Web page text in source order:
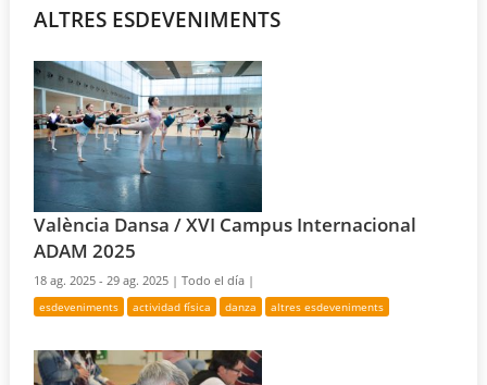
ALTRES ESDEVENIMENTS
València Dansa / XVI Campus Internacional
ADAM 2025
18 ag. 2025 - 29 ag. 2025 |Todo el día |
esdeveniments actividad física danza altres esdeveniments